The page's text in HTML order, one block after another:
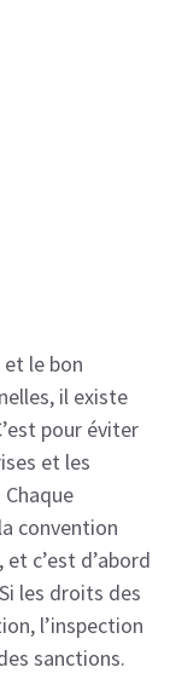
le bon
il existe
pour éviter
et les
convention
c’est d’abord
les droits des
l’inspection
sanctions.